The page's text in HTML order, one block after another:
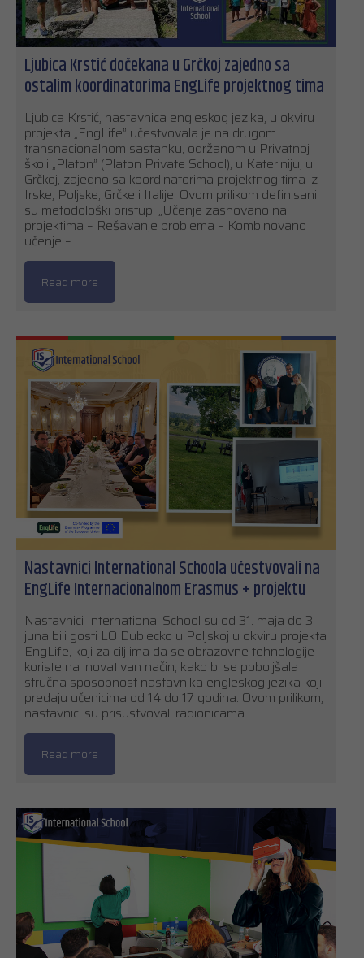
Ljubica Krstić dočekana u Grčkoj zajedno sa
ostalim koordinatorima EngLife projektnog tima
Ljubica Krstić, nastavnica engleskog jezika, u okviru
projekta „EngLife” učestvovala je na drugom
transnacionalnom sastanku, održanom u Privatnoj
školi „Platon” (Platon Private School), u Kateriniju, u
Grčkoj, zajedno sa koordinatorima projektnog tima iz
Irske, Poljske, Grčke i Italije. Ovom prilikom definisani
su metodološki pristupi „Učenje zasnovano na
projektima – Rešavanje problema – Kombinovano
učenje –…
Read more
Nastavnici International Schoola učestvovali na
EngLife Internacionalnom Erasmus + projektu
Nastavnici International School su od 31. maja do 3.
juna bili gosti LO Dubiecko u Poljskoj u okviru projekta
EngLife, koji za cilj ima da se obrazovne tehnologije
koriste na inovativan način, kako bi se poboljšala
stručna sposobnost nastavnika engleskog jezika koji
predaju učenicima od 14 do 17 godina. Ovom prilikom,
nastavnici su prisustvovali radionicama…
Read more